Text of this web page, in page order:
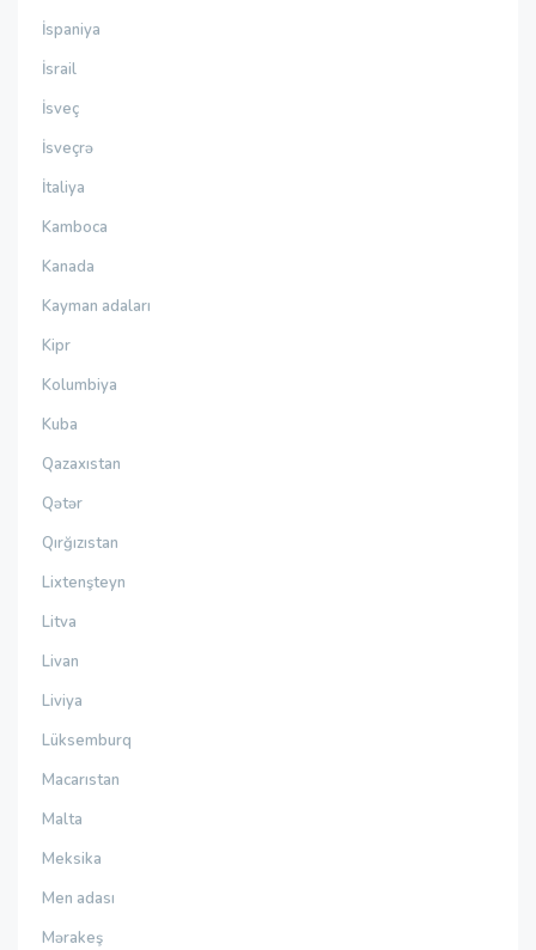
İspaniya
İsrail
İsveç
İsveçrə
İtaliya
Kamboca
Kanada
Kayman adaları
Kipr
Kolumbiya
Kuba
Qazaxıstan
Qətər
Qırğızıstan
Lixtenşteyn
Litva
Livan
Liviya
Lüksemburq
Macarıstan
Malta
Meksika
Men adası
Mərakeş